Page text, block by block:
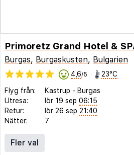
Primoretz Grand Hotel &
Burgas, Burgaskusten, Bulgarien
4,6/5 23°C
Flyg från: Kastrup - Burgas
Utresa:
lör 19 sep 06:15
Retur:
lör 26 sep 21:40
Nätter:
7
Fler val